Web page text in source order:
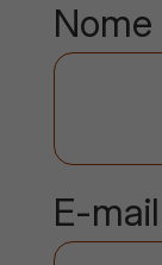
Nome
E-mail